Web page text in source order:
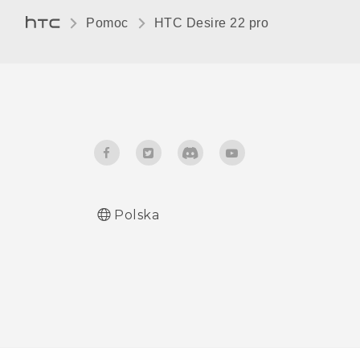
Pomoc HTC Desire 22 pro‎
Polska